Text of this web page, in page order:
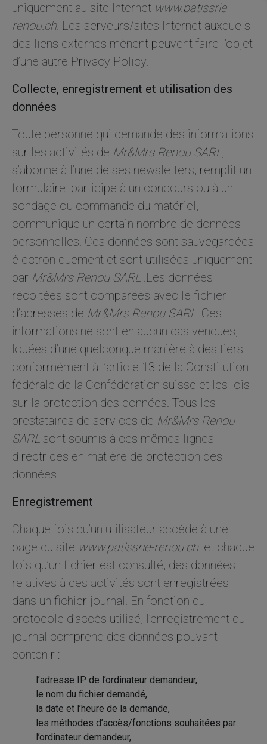
uniquement au site Internet www.patissrie-
renou.ch. Les serveurs/sites Internet auxquels
des liens externes mènent peuvent faire l’objet
d’une autre Privacy Policy.
Collecte, enregistrement et utilisation des
données
Toute personne qui demande des informations
sur les activités de Mr&Mrs Renou SARL,
s’abonne à l’une de ses newsletters, remplit un
formulaire, participe à un concours ou à un
sondage ou commande du matériel,
communique un certain nombre de données
personnelles. Ces données sont sauvegardées
électroniquement et sont utilisées uniquement
par Mr&Mrs Renou SARL .Les données
récoltées sont comparées avec le fichier
d’adresses de Mr&Mrs Renou SARL. Ces
informations ne sont en aucun cas vendues,
louées d’une quelconque manière à des tiers
conformément à l’article 13 de la Constitution
fédérale de la Confédération suisse et les lois
sur la protection des données. Tous les
prestataires de services de Mr&Mrs Renou
SARL sont soumis à ces mêmes lignes
directrices en matière de protection des
données.
Enregistrement
Chaque fois qu’un utilisateur accède à une
page du site www.patissrie-renou.ch. et chaque
fois qu’un fichier est consulté, des données
relatives à ces activités sont enregistrées
dans un fichier journal. En fonction du
protocole d’accès utilisé, l’enregistrement du
journal comprend des données pouvant
contenir :
l’adresse IP de l’ordinateur demandeur,
le nom du fichier demandé,
la date et l’heure de la demande,
les méthodes d’accès/fonctions souhaitées par
l’ordinateur demandeur,
Nécessaire
Ces cookies ne
facultatifs. Ils
sont
nécessaires au
du site Web.
Statistiques
Afin que
puissions
améliorer la
fonctionnalité
et la structure
du site Web,
de la façon
dont le site
Web est
utilisé.
Experience
Afin que notre
fonctionne
aussi bien que
de votre visite.
Si vous
refusez ces
certaines
disparaîtront
du site Web.
Marketing
En partageant
votre intérêt et
votre
comportement
lorsque vous
site, vous
chances de
voir du
contenu et des
offres
personnalisés.